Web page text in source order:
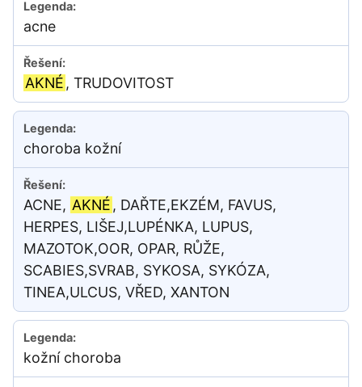
acne
AKNÉ, TRUDOVITOST
choroba kožní
ACNE, AKNÉ, DAŘTE,EKZÉM, FAVUS,
HERPES, LIŠEJ,LUPÉNKA, LUPUS,
MAZOTOK,OOR, OPAR, RŮŽE,
SCABIES,SVRAB, SYKOSA, SYKÓZA,
TINEA,ULCUS, VŘED, XANTON
kožní choroba